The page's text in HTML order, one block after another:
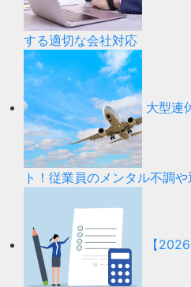
する適切な会社対応
大型連
ト！従業員のメンタル不調
【